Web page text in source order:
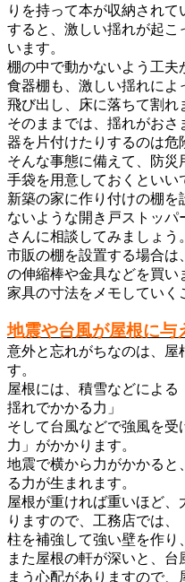
りを持って本が収納されて
すると、激しい揺れが起こ
います。
棚の中で動かないよう工夫
食器棚も、激しい揺れに
飛び出し、床に落ちて割れ
そのままでは、揺れがお
器を片付けたりするのは危
そんな事態に備えて、防
手袋を用意しておくといい
新築の家に作り付けの棚
ないような開き戸ストッ
さんに相談してみましょう。
市販の棚を設置する場合は
の伸縮棒や金具などを買い
家具の寸法をメモしていく
地震や台風が屋根に与
意外と忘れがちなのは、屋
す
屋根には、積雪などによ
揺れでかかる力」
そして台風などで強風を受
力」がかかります。
地震で横から力がかかると
る力が生まれます。
屋根が重ければ重いほど
りますので、工務店では、
柱を補強して強い壁を作り
また屋根の軒が深いと、
まう心配がありますので、